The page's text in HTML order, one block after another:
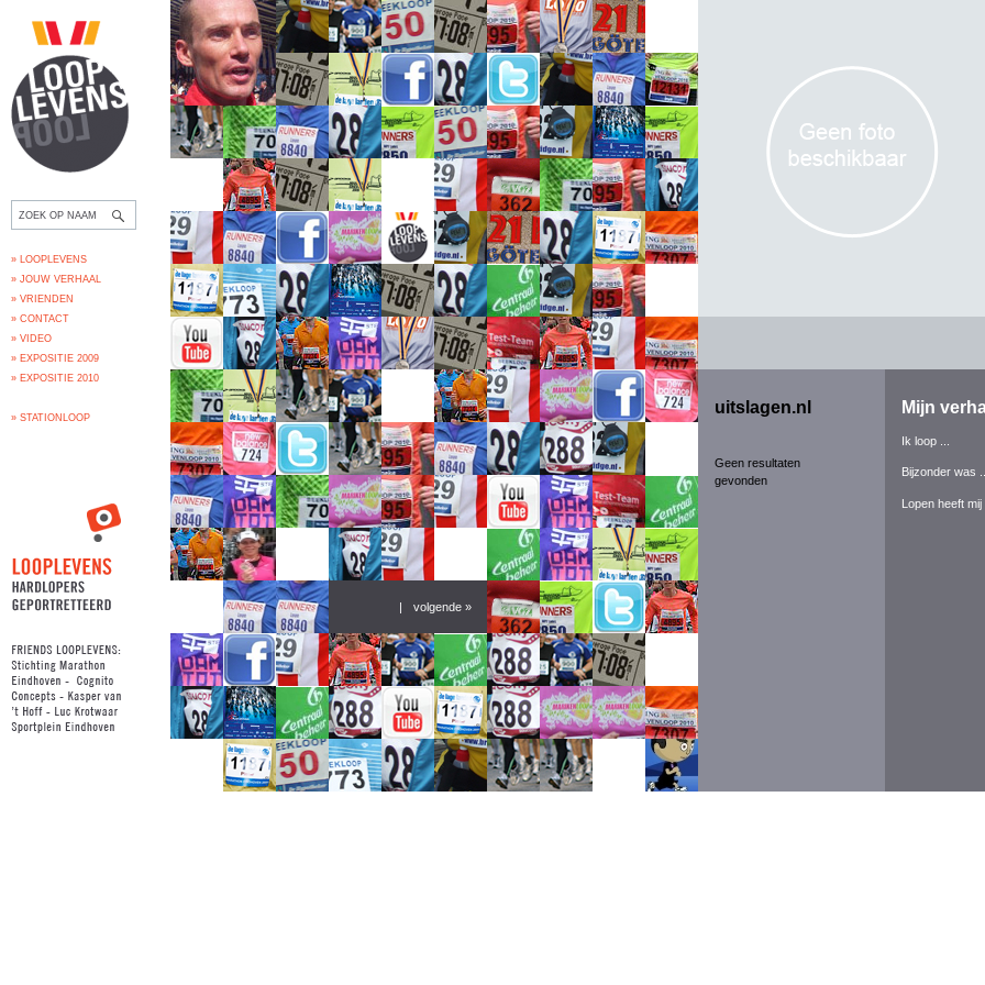
uitslagen.nl
Geen resultaten
gevonden
Mijn
Ik loop ...
Bijzonder was ...
Lopen heeft mij
» LOOPLEVENS
» JOUW VERHAAL
» VRIENDEN
» CONTACT
» VIDEO
» EXPOSITIE 2009
» EXPOSITIE 2010
» STATIONLOOP
| volgende »